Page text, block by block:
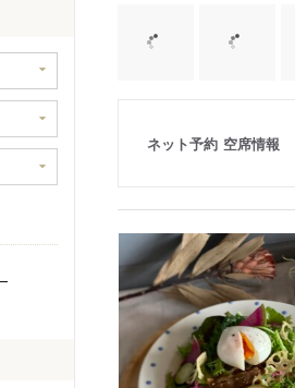
ネット予約 空席情報